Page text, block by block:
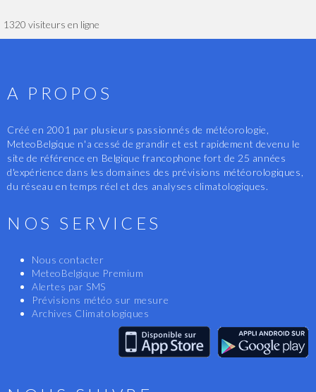
1320 visiteurs en ligne
A PROPOS
Créé en 2001 par plusieurs passionnés de météorologie,
MeteoBelgique n'a cessé de grandir et est rapidement devenu le
site de référence en Belgique francophone fort de 25 années
d'expérience dans les domaines des prévisions météorologiques,
du réseau en temps réel et des analyses climatologiques.
NOS SERVICES
Nous contacter
MeteoBelgique Premium
Alertes par SMS
Prévisions météo sur mesure
Archives Climatologiques